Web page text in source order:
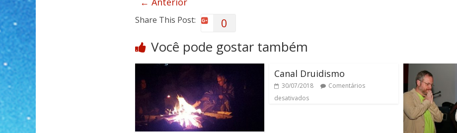
Share This Post: 0
Você pode gostar também
Canal Druidismo
30/07/2018
Comentários
desativados